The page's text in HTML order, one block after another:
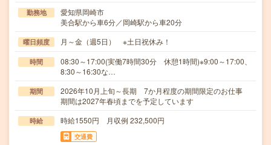
勤務地
愛知県岡崎市
美合駅から車6分／岡崎駅から車20分
曜日頻度 月～金（週5日） ※土日祝休み！
時間
08:30～17:00(実働7時間30分 休憩1時間)※9:00～17:00、
8:30～16:30な…
期間
2026年10月上旬～長期 7か月程度の期間限定のお仕事
期間は2027年春頃までを予定しています
時給 時給1550円 月収例 232,500円
交通費